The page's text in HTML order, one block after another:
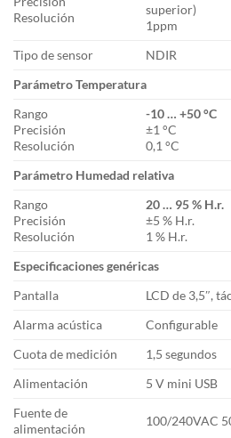
Resolución
superior)
1ppm
Tipo de sensor
NDIR
Parámetro Temperatura
Rango
Precisión
Resolución
-10 … +50 °C
±1 °C
0,1 °C
Parámetro Humedad relativa
Rango
Precisión
Resolución
20 … 95 % H.r.
±5 % H.r.
1 % H.r.
Especificaciones genéricas
Pantalla
LCD de 3,5″,
Alarma acústica
Configurable
Cuota de medición
1,5 segundos
Alimentación
5 V mini USB
Fuente de
alimentación
100/240VAC